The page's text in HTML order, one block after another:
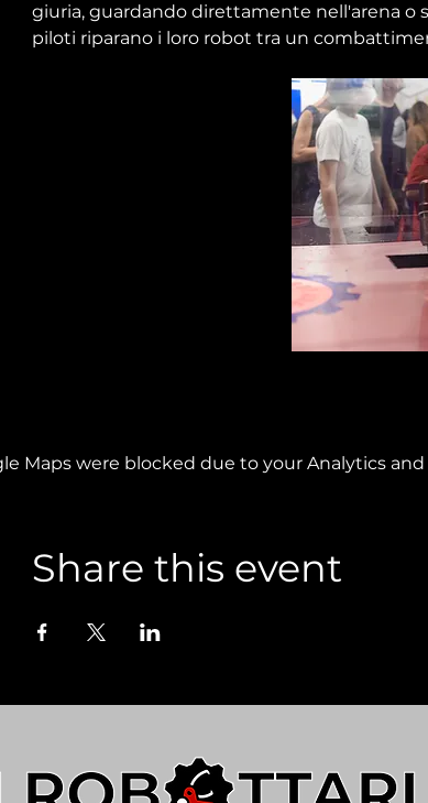
giuria, guardando direttamente nell'arena o
piloti riparano i loro robot tra un
Maps were blocked due to your Analytics
Share this event